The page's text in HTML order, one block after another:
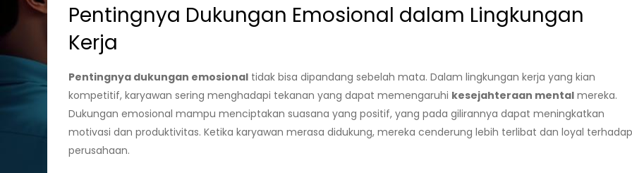
Pentingnya Dukungan Emosional dalam Lingkungan
Kerja
Pentingnya dukungan emosional tidak bisa dipandang sebelah mata. Dalam lingkungan kerja yang kian
kompetitif, karyawan sering menghadapi tekanan yang dapat memengaruhi kesejahteraan mental mereka.
Dukungan emosional mampu menciptakan suasana yang positif, yang pada gilirannya dapat meningkatkan
motivasi dan produktivitas. Ketika karyawan merasa didukung, mereka cenderung lebih terlibat dan loyal
perusahaan.